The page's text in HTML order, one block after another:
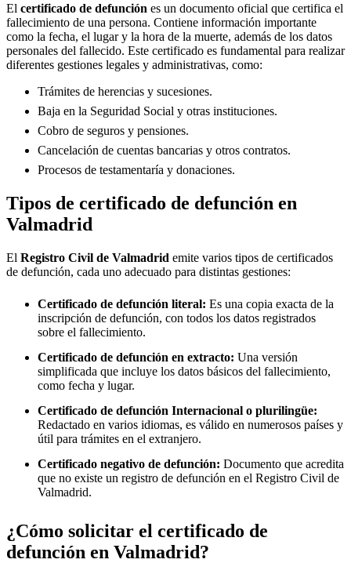
El certificado de defunción es un documento oficial que certifica el
fallecimiento de una persona. Contiene información importante
como la fecha, el lugar y la hora de la muerte, además de los datos
personales del fallecido. Este certificado es fundamental para realizar
diferentes gestiones legales y administrativas, como:
Trámites de herencias y sucesiones.
Baja en la Seguridad Social y otras instituciones.
Cobro de seguros y pensiones.
Cancelación de cuentas bancarias y otros contratos.
Procesos de testamentaría y donaciones.
Tipos de certificado de defunción en
Valmadrid
El Registro Civil de Valmadrid emite varios tipos de certificados
de defunción, cada uno adecuado para distintas gestiones:
Certificado de defunción literal: Es una copia exacta de la
inscripción de defunción, con todos los datos registrados
sobre el fallecimiento.
Certificado de defunción en extracto: Una versión
simplificada que incluye los datos básicos del fallecimiento,
como fecha y lugar.
Certificado de defunción Internacional o plurilingüe:
Redactado en varios idiomas, es válido en numerosos países y
útil para trámites en el extranjero.
Certificado negativo de defunción: Documento que acredita
que no existe un registro de defunción en el Registro Civil de
Valmadrid.
¿Cómo solicitar el certificado de
defunción en Valmadrid?